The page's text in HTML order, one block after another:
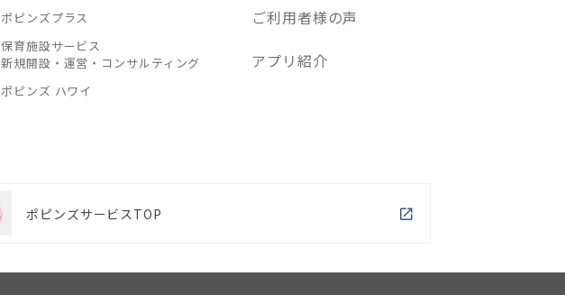
ポピンズプラス
保育施設サービス
新規開設・運営・コンサルティング
ポピンズ ハワイ
ご利用者様の声
アプリ紹介
ポピンズサービスTOP